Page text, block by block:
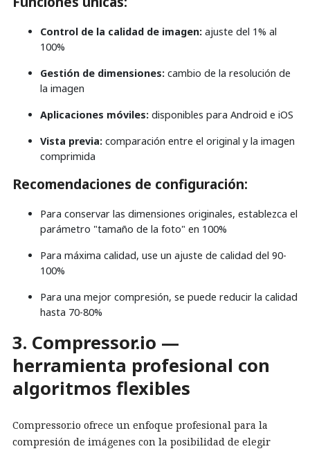
Control de la calidad de imagen: ajuste del 1% al
100%
Gestión de dimensiones: cambio de la resolución de
la imagen
Aplicaciones móviles: disponibles para Android e iOS
Vista previa: comparación entre el original y la imagen
comprimida
Recomendaciones de configuración:
Para conservar las dimensiones originales, establezca el
parámetro "tamaño de la foto" en 100%
Para máxima calidad, use un ajuste de calidad del 90-
100%
Para una mejor compresión, se puede reducir la calidad
hasta 70-80%
3. Compressor.io —
herramienta profesional con
algoritmos flexibles
Compressor.io ofrece un enfoque profesional para la
compresión de imágenes con la posibilidad de elegir